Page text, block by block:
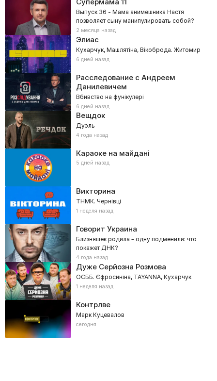
Выпуск 36 - Мама анимешника Настя
позволяет сыну манипулировать собой?
2 месяца назад
Элиас
Кухарчук, Машлятіна, Вікоброда. Житомир
6 дней назад
Расследование с Андреем
Данилевичем
Вбивство на фунікулері
6 дней назад
Вещдок
Дуэль
4 года назад
Караоке на майдані
5 дней назад
Викторина
ТНМК. Чернівці
1 неделя назад
Говорит Украина
Близняшек родила – одну подменили: что
покажет ДНК?
4 года назад
Дуже Серйозна Розмова
ОСББ. Єфросиніна, TAYANNA, Кухарчук
1 неделя назад
Контрлве
Марк Куцевалов
сегодня